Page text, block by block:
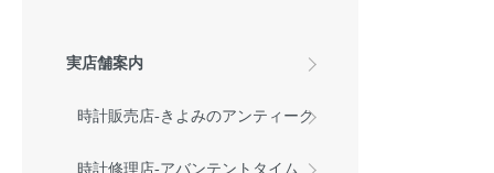
実店舗案内
時計販売店-きよみのアンティーク
時計修理店-アバンテントタイム